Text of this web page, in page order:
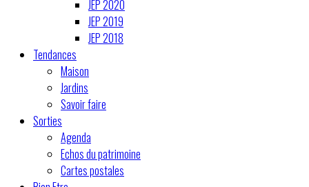
JEP 2020
JEP 2019
JEP 2018
Tendances
Maison
Jardins
Savoir faire
Sorties
Agenda
Echos du patrimoine
Cartes postales